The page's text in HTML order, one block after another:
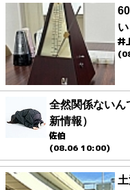
井
全然関係ないん
新情報）
佐伯
(08.06 10:00)